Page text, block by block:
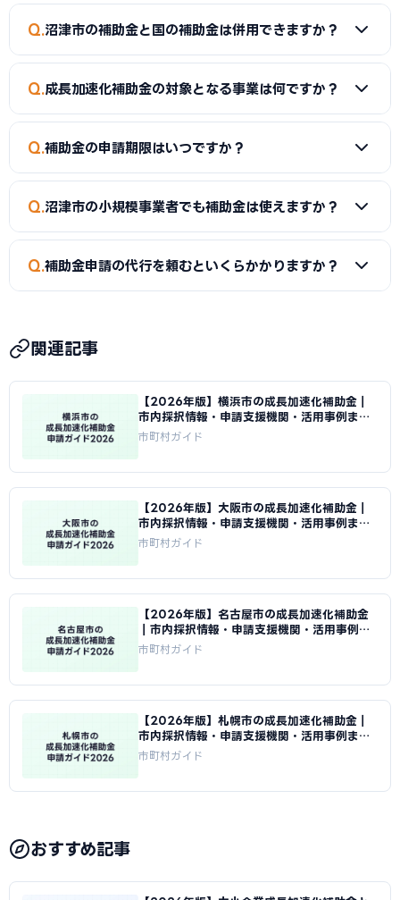
Q 沼津市の補助金と国の補助金は併用できますか？
A
同一経費への重複申請はできませんが、経費項目を分ける
確認ください。
Q 成長加速化補助金の対象となる事業は何ですか？
A
新市場進出（新たな市場への展開）、新製品開発、事業
が対象です。事業再構築補助金の後継制度として、中小企業の
新たな挑戦を幅広く支援しています。
Q 補助金の申請期限はいつですか？
A
補助金によって異なります。市独自の補助金は予算がなく
ます。
Q 沼津市の小規模事業者でも補助金は使えますか？
A
はい。小規模事業者持続化補助金（上限50〜250万円）
Q 補助金申請の代行を頼むといくらかかりますか？
す。当サイトでは沼津市に対応した専門家を無料でご紹介して
います。
関連記事
【2026年版】横浜市の成長加速化補助金｜
市内採択情報・申請支援機関・活用事例まと
め｜成長加速化補助金ナビ
市町村ガイド
【2026年版】大阪市の成長加速化補助金｜
市内採択情報・申請支援機関・活用事例まと
め｜成長加速化補助金ナビ
市町村ガイド
【2026年版】名古屋市の成長加速化補助金
｜市内採択情報・申請支援機関・活用事例ま
とめ｜成長加速化補助金ナビ
市町村ガイド
【2026年版】札幌市の成長加速化補助金｜
市内採択情報・申請支援機関・活用事例まと
め｜成長加速化補助金ナビ
市町村ガイド
おすすめ記事